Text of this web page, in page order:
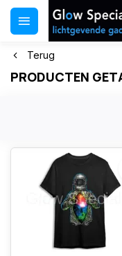
Terug
PRODUCTEN